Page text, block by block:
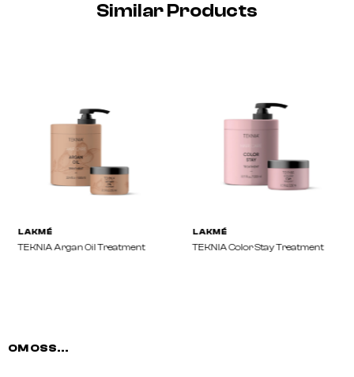
Similar Products
OM OSS...